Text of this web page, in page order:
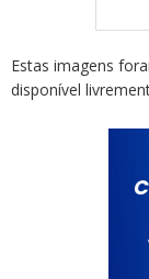
Estas imagens
disponível